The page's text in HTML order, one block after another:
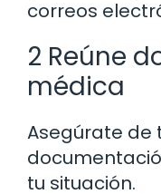
correos
2 Reúne
médica
Asegúrate de
tu situación.